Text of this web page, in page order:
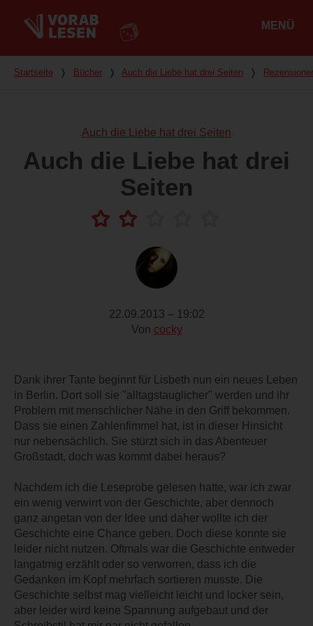
MENÜ
Du bist hier
Startseite ❭ Bücher ❭ Auch die Liebe hat drei Seiten ❭
Auch die Liebe hat drei Seiten
Auch die Liebe hat drei
Seiten
22.09.2013 – 19:02
Von cocky
Dank ihrer Tante beginnt für Lisbeth nun ein neues Leben
in Berlin. Dort soll sie "alltagstauglicher" werden und ihr
Problem mit menschlicher Nähe in den Griff bekommen.
Dass sie einen Zahlenfimmel hat, ist in dieser Hinsicht
nur nebensächlich. Sie stürzt sich in das Abenteuer
Großstadt, doch was kommt dabei heraus?
Nachdem ich die Leseprobe gelesen hatte, war ich zwar
ein wenig verwirrt von der Geschichte, aber dennoch
ganz angetan von der Idee und daher wollte ich der
Geschichte eine Chance geben. Doch diese konnte sie
leider nicht nutzen. Oftmals war die Geschichte entweder
langatmig erzählt oder so verworren, dass ich die
Gedanken im Kopf mehrfach sortieren musste. Die
Geschichte selbst mag vielleicht leicht und locker sein,
aber leider wird keine Spannung aufgebaut und der